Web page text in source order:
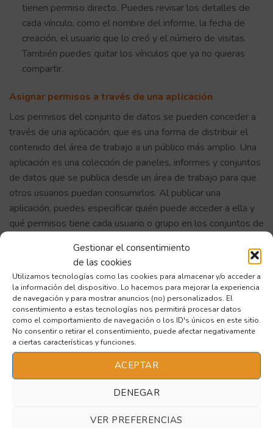
Gestionar el consentimiento
de las cookies
Utilizamos tecnologías como las cookies para almacenar y/o acceder a
la información del dispositivo. Lo hacemos para mejorar la experiencia
de navegación y para mostrar anuncios (no) personalizados. El
consentimiento a estas tecnologías nos permitirá procesar datos
como el comportamiento de navegación o los ID's únicos en este sitio.
No consentir o retirar el consentimiento, puede afectar negativamente
a ciertas características y funciones.
ACEPTAR
DENEGAR
VER PREFERENCIAS
tienen permiso directo. Puedes revisar los detalles de
cada vínculo, como el nombre del informe, la fecha de
creación, el usuario que lo creó y el número de visitas.
También puedes quitar los vínculos que ya no quieras
compartir.
Asignar permisos a través de una aplicación
Los permisos del conjunto de datos se pueden conceder a
través de una aplicación, que es una forma de distribuir el
contenido del área de trabajo a un público más amplio. Una
aplicación es una colección de paneles, informes y conjuntos
de datos que se publica desde un área de trabajo para que
otros usuarios puedan consumirlos. Al publicar una
aplicación, puedes especificar quién puede acceder a ella y
qué permisos tiene cada usuario o grupo en los conjuntos de
través de una aplicación no se pueden modificar
directamente desde la página de administración de
permisos del conjunto de datos; debe quitarlos primero de
la configuración de la aplicación.
Los permisos concedidos a través de una aplicación se
indican mediante la palabra “App” seguida de los permisos
entre paréntesis en la pestaña Acceso directo de la página
de administración de permisos del conjunto de datos. Por
ejemplo, si ves “App (Leer, Compilar)” significa que el
el conjunto de datos a través de la aplicación.